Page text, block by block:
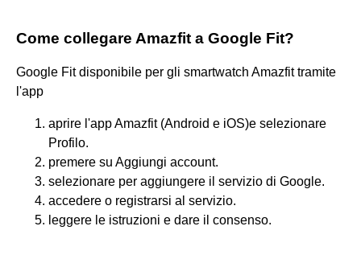
Come collegare Amazfit a Google Fit?
Google Fit disponibile per gli smartwatch Amazfit tramite
l'app
aprire l'app Amazfit (Android e iOS)e selezionare
Profilo.
premere su Aggiungi account.
selezionare per aggiungere il servizio di Google.
accedere o registrarsi al servizio.
leggere le istruzioni e dare il consenso.